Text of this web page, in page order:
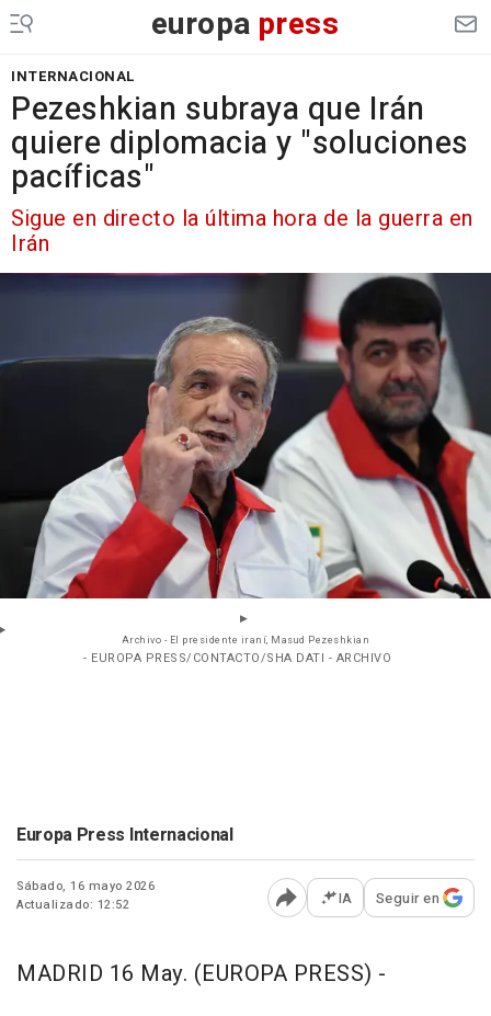
europa press
INTERNACIONAL
Pezeshkian subraya que Irán
quiere diplomacia y "soluciones
pacíficas"
Sigue en directo la última hora de la guerra en
Irán
Archivo - El presidente iraní, Masud Pezeshkian
- EUROPA PRESS/CONTACTO/SHA DATI - ARCHIVO
Europa Press Internacional
Sábado, 16 mayo 2026
Actualizado: 12:52
Abrir opciones para
IA Seguir en
MADRID 16 May. (EUROPA PRESS) -